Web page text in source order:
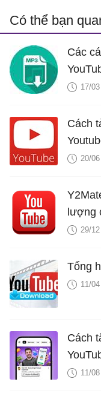
Có thể bạn
Các
cực dễ
17/03
Cách
20/06
lượng
29/12
Tổng
11/04
Cách
11/08